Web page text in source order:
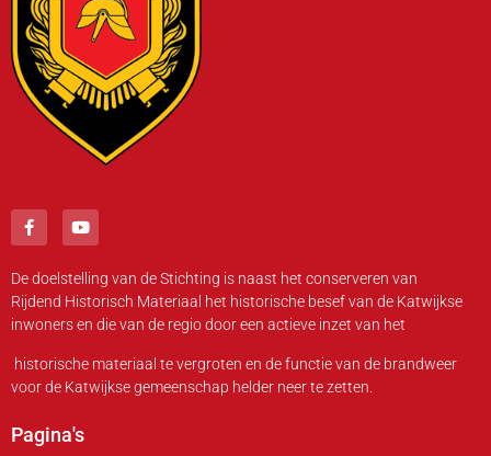
De doelstelling van de Stichting is naast het conserveren van
Rijdend Historisch Materiaal het historische besef van de Katwijkse
inwoners en die van de regio door een actieve inzet van het
historische materiaal te vergroten en de functie van de brandweer
voor de Katwijkse gemeenschap helder neer te zetten.
Pagina's